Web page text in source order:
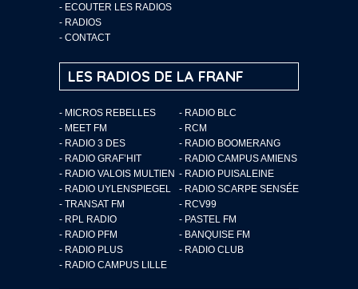
- ECOUTER LES RADIOS
- RADIOS
- CONTACT
LES RADIOS DE LA FRANF
- MICROS REBELLES
- RADIO BLC
- MEET FM
- RCM
- RADIO 3 DES
- RADIO BOOMERANG
- RADIO GRAF’HIT
- RADIO CAMPUS AMIENS
- RADIO VALOIS MULTIEN - RADIO PUISALEINE
- RADIO UYLENSPIEGEL
- RADIO SCARPE SENSÉE
- TRANSAT FM
- RCV99
- RPL RADIO
- PASTEL FM
- RADIO PFM
- BANQUISE FM
- RADIO PLUS
- RADIO CLUB
- RADIO CAMPUS LILLE